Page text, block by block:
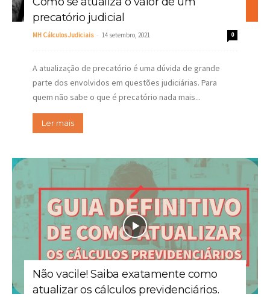
precatório judicial
MH Cálculos Judiciais - 14 setembro, 2021 0
A atualização de precatório é uma dúvida de grande
parte dos envolvidos em questões judiciárias. Para
quem não sabe o que é precatório nada mais...
Ler mais
Não vacile! Saiba exatamente como
atualizar os cálculos previdenciários.